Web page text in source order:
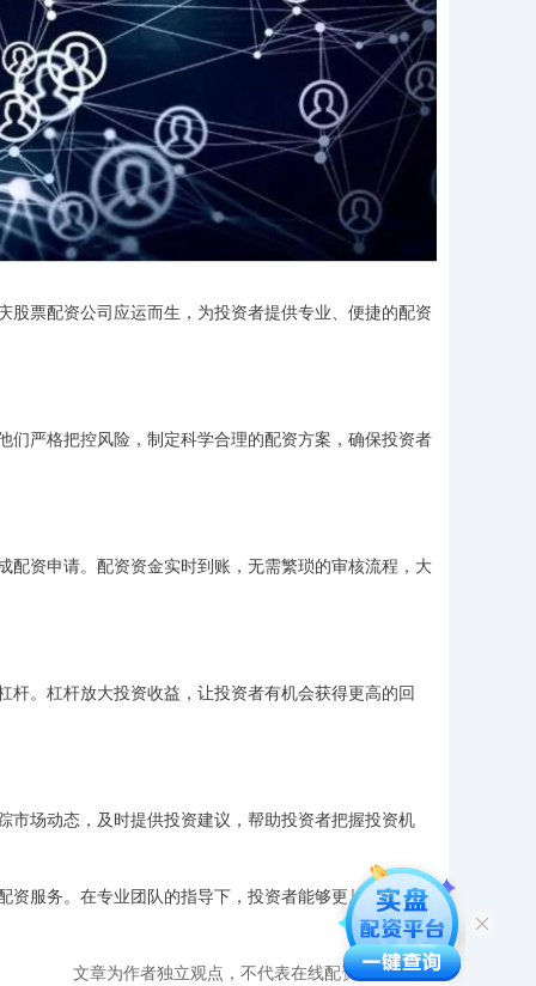
票配资公司应运而生，为投资者提供专业、便捷的配资
严格把控风险，制定科学合理的配资方案，确保投资者
资申请。配资资金实时到账，无需繁琐的审核流程，大
。杠杆放大投资收益，让投资者有机会获得更高的回
场动态，及时提供投资建议，帮助投资者把握投资机
服务。在专业团队的指导下，投资者能够更从容地应对
文章为作者独立观点，不代表在线配资炒股观点